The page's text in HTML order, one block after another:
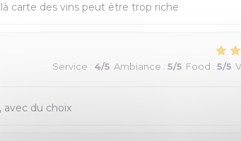
carte des vins peut être trop riche
Service : 4/5 Ambiance : 5/5 Food : 5/5
avec du choix